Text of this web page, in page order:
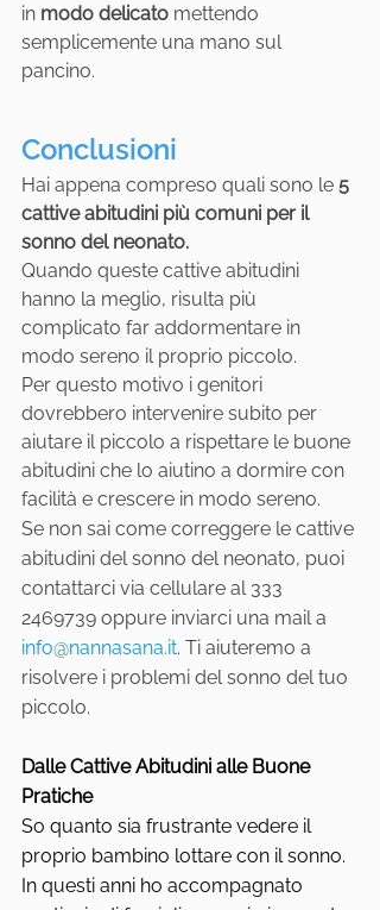
in modo delicato mettendo
semplicemente una mano sul
pancino.
Conclusioni
Hai appena compreso quali sono le 5
cattive abitudini più comuni per il
sonno del neonato.
Quando queste cattive abitudini
hanno la meglio, risulta più
complicato far addormentare in
modo sereno il proprio piccolo.
Per questo motivo i genitori
dovrebbero intervenire subito per
aiutare il piccolo a rispettare le buone
abitudini che lo aiutino a dormire con
facilità e crescere in modo sereno.
Se non sai come correggere le cattive
abitudini del sonno del neonato, puoi
contattarci via cellulare al 333
2469739 oppure inviarci una mail a
info@nannasana.it. Ti aiuteremo a
risolvere i problemi del sonno del tuo
piccolo.
Dalle Cattive Abitudini alle Buone
Pratiche
So quanto sia frustrante vedere il
proprio bambino lottare con il sonno.
In questi anni ho accompagnato